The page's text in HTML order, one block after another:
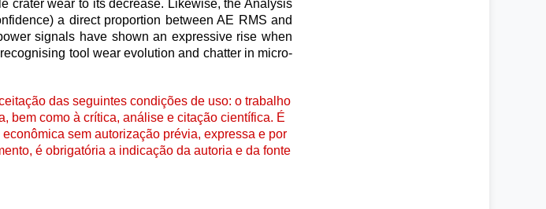
crater wear to its decrease. Likewise, the Analysis
a direct proportion between AE RMS and
signals have shown an expressive rise when
tool wear evolution and chatter in micro-
das seguintes condições de uso: o trabalho
bem como à crítica, análise e citação científica. É
sem autorização prévia, expressa e por
é obrigatória a indicação da autoria e da fonte